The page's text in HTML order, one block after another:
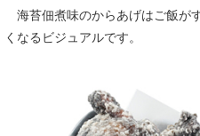
海苔佃煮味のからあげはご飯が
くなるビジュアルです。